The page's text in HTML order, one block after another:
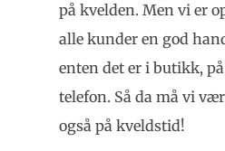
på kvelden. Men vi er
alle kunder en god
enten det er i butikk,
telefon. Så da må vi
også på kveldstid!